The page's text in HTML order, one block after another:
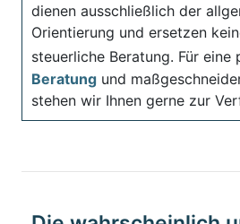
dienen ausschließlich der
Orientierung und ersetzen
steuerliche Beratung. Für eine
Beratung und
stehen wir Ihnen gerne zur